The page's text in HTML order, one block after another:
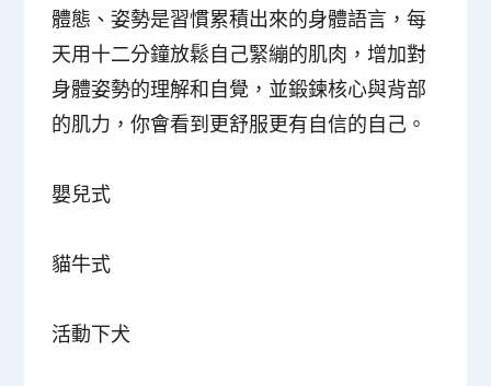
體態、姿勢是習慣累積出來的身體語言，每
天用十二分鐘放鬆自己緊繃的肌肉，增加對
身體姿勢的理解和自覺，並鍛鍊核心與背部
的肌力，你會看到更舒服更有自信的自己。
嬰兒式
貓牛式
活動下犬